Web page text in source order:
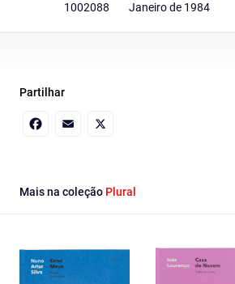
1002088
Janeiro de 1984
Partilhar
Mais na coleção Plural